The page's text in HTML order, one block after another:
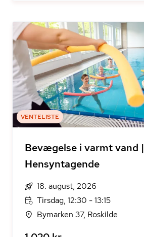
VENTELISTE
Bevægelse i varmt vand |
Hensyntagende
18. august, 2026
Tirsdag, 12:30 - 13:15
Bymarken 37, Roskilde